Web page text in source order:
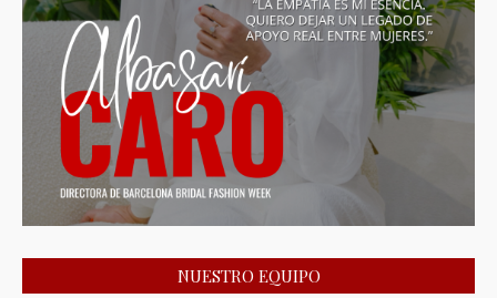
NUESTRO EQUIPO